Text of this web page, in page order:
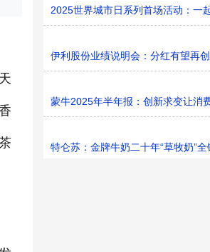
2025世界城市日系列首场活动：一
伊利股份业绩说明会：分红有望再
蒙牛2025年半年报：创新求变让消
特仑苏：金牌牛奶二十年“草牧奶”全